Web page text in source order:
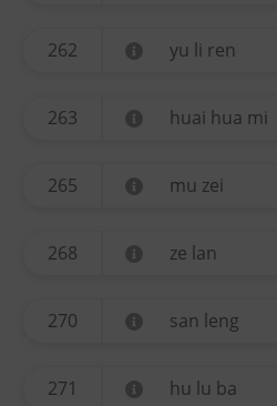
262 yu li ren
263 huai hua mi
265 mu zei
268 ze lan
270 san leng
271 hu lu ba